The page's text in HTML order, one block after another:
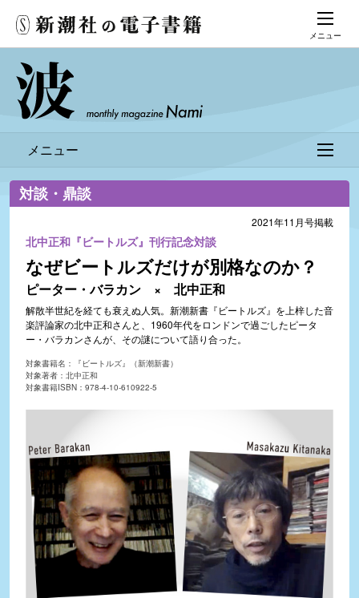
メニュー
メニュー
対談・鼎談
2021年11月号掲載
北中正和『ビートルズ』刊行記念対談
なぜビートルズだけが別格なのか？
ピーター・バラカン × 北中正和
解散半世紀を経ても衰えぬ人気。新潮新書『ビートルズ』を上梓した音
楽評論家の北中正和さんと、1960年代をロンドンで過ごしたピータ
ー・バラカンさんが、その謎について語り合った。
対象書籍名：『ビートルズ』（新潮新書）
対象著者：北中正和
対象書籍ISBN：978-4-10-610922-5